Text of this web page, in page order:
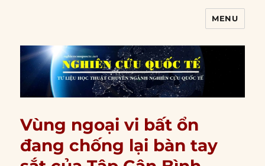
MENU
Vùng ngoại vi bất ổn
đang chống lại bàn tay